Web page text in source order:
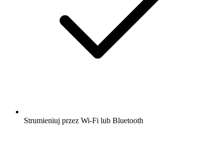
Strumieniuj przez Wi-Fi lub Bluetooth